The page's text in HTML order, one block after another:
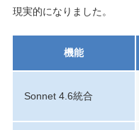
現実的になりました。
機能
Sonnet 4.6統合